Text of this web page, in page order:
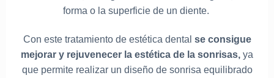
forma o la superficie de un diente.
Con este tratamiento de estética dental se consigue
mejorar y rejuvenecer la estética de la sonrisas, ya
que permite realizar un diseño de sonrisa equilibrado